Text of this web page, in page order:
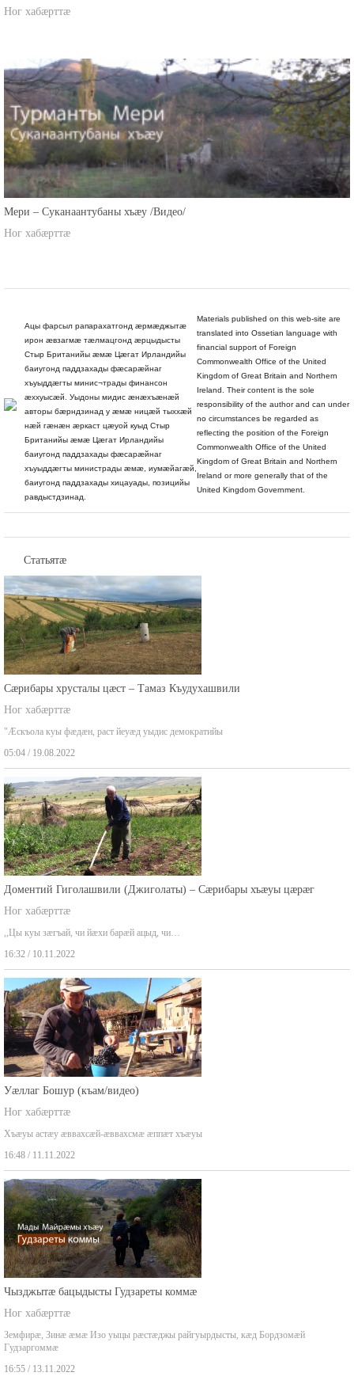
Ног хабæрттæ
Мери – Суканаантубаны хъæу /Видео/
Ног хабæрттæ
Ацы фарсыл рапарахатгонд æрмæджытæ
ирон æвзагмæ тæлмацгонд æрцыдысты
Стыр Британийы æмæ Цæгат Ирландийы
баиугонд паддзахады фæсарæйнаг
хъуыддæгты минис¬трады финансон
æххуысæй. Уыдоны мидис æнæхъæнæй
авторы бæрндзинад у æмæ ницæй тыххæй
нæй гæнæн æркаст цæуой куыд Стыр
Британийы æмæ Цæгат Ирландийы
баиугонд паддзахады фæсарæйнаг
хъуыддæгты министрады æмæ, иумæйагæй,
баиугонд паддзахады хицауады, позицийы
равдыстдзинад.
Materials published on this web-site are
translated into Ossetian language with
financial support of Foreign
Commonwealth Office of the United
Kingdom of Great Britain and Northern
Ireland. Their content is the sole
responsibility of the author and can under
no circumstances be regarded as
reflecting the position of the Foreign
Commonwealth Office of the United
Kingdom of Great Britain and Northern
Ireland or more generally that of the
United Kingdom Government.
Статьятæ
Сæрибары хрусталы цæст – Тамаз Къудухашвили
Ног хабæрттæ
"Æскъола куы фæдæн, раст йеуæд уыдис демократийы
05:04 / 19.08.2022
Доментий Гиголашвили (Джиголаты) – Сæрибары хъæуы цæрæг
Ног хабæрттæ
,,Цы куы зæгъай, чи йæхи барæй ацыд, чи…
16:32 / 10.11.2022
Уæллаг Бошур (къам/видео)
Ног хабæрттæ
Хъæуы астæу æввахсæй-æввахсмæ æппæт хъæуы
16:48 / 11.11.2022
Чызджытæ бацыдысты Гудзареты коммæ
Ног хабæрттæ
Земфирæ, Зинæ æмæ Изо уыцы рæстæджы райгуырдысты, кæд Бордзомæй
Гудзаргоммæ
16:55 / 13.11.2022